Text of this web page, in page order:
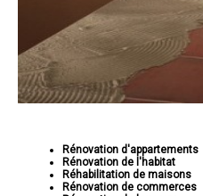
Rénovation d'appartements
Rénovation de l'habitat
Réhabilitation de maisons
Rénovation de commerces